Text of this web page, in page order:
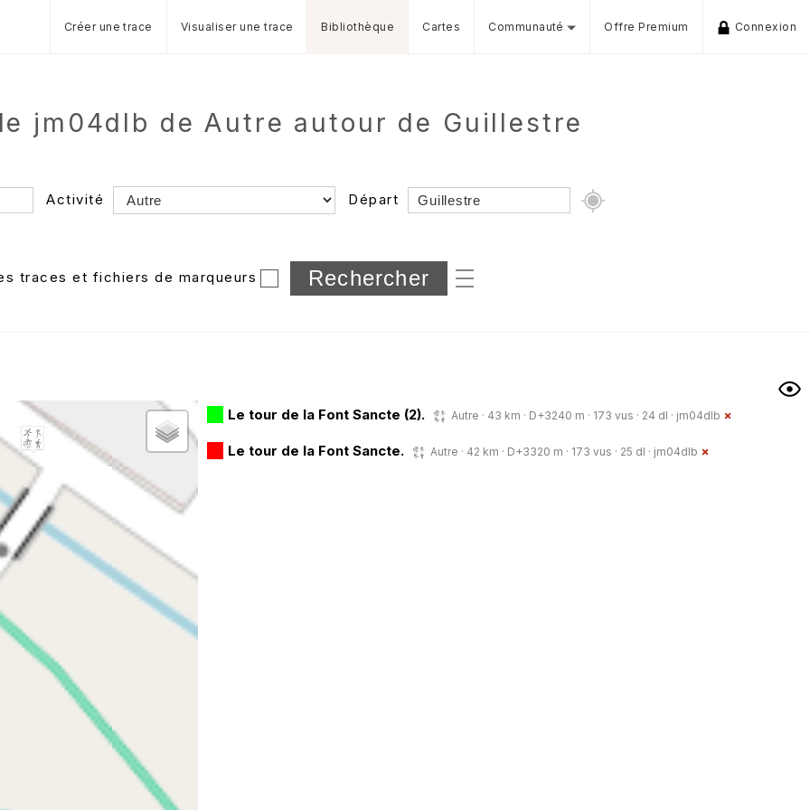
Créer une trace Visualiser une trace Bibliothèque Cartes Communauté Offre Premium Connexion
jm04dlb de Autre autour de Guillestre
Activité Départ
Dossier
et sous-dossiers
traces et fichiers de marqueurs
Le tour de la Font Sancte (2). Autre · 43 km · D+3240 m · 173 vus · 24 dl · jm04dlb
Le tour de la Font Sancte. Autre · 42 km · D+3320 m · 173 vus · 25 dl · jm04dlb